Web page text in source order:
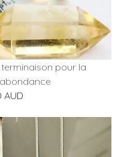
pour la
AUD